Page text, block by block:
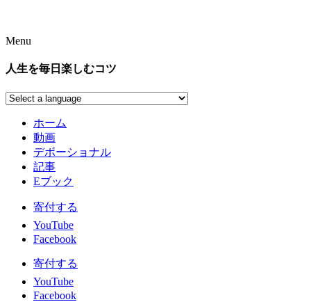
Menu
人生を毎日楽しむコツ
ホーム
動画
デボーショナル
記事
Eブック
寄付する
YouTube
Facebook
寄付する
YouTube
Facebook